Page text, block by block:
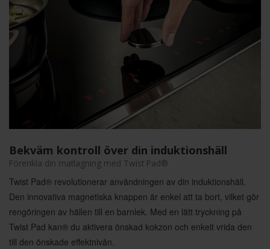
Bekväm kontroll över din induktionshäll
Förenkla din matlagning med Twist Pad®
Twist Pad® revolutionerar användningen av din induktionshäll.
Den innovativa magnetiska knappen är enkel att ta bort, vilket gör
rengöringen av hällen till en barnlek. Med en lätt tryckning på
Twist Pad kan® du aktivera önskad kokzon och enkelt vrida den
till den önskade effektnivån.